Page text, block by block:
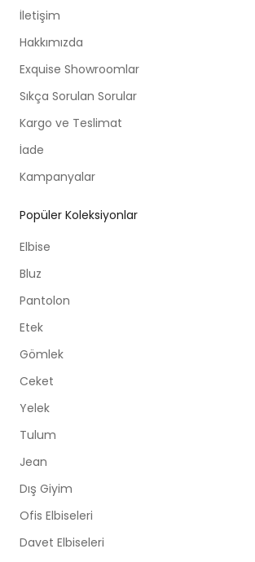
İletişim
Hakkımızda
Exquise Showroomlar
Sıkça Sorulan Sorular
Kargo ve Teslimat
İade
Kampanyalar
Popüler Koleksiyonlar
Elbise
Bluz
Pantolon
Etek
Gömlek
Ceket
Yelek
Tulum
Jean
Dış Giyim
Ofis Elbiseleri
Davet Elbiseleri